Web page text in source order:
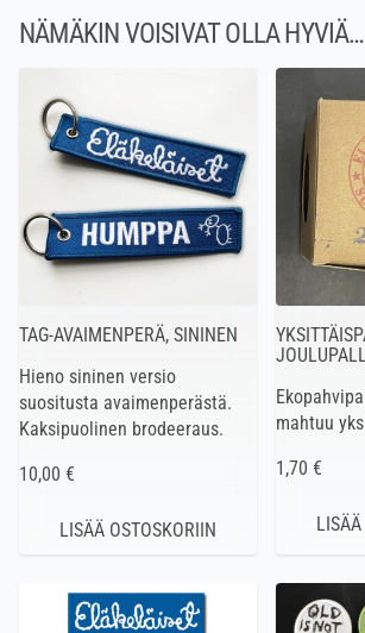
NÄMÄKIN VOISIVAT OLLA HYVIÄ…
TAG-AVAIMENPERÄ, SININEN
Hieno sininen versio
suositusta avaimenperästä.
Kaksipuolinen brodeeraus.
10,00 €
mahtuu
1,70 €